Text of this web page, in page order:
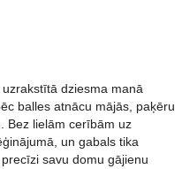
dziesma manā
balles atnācu mājās, paķēru
Bez lielām cerībām uz
un gabals tika
savu domu gājienu